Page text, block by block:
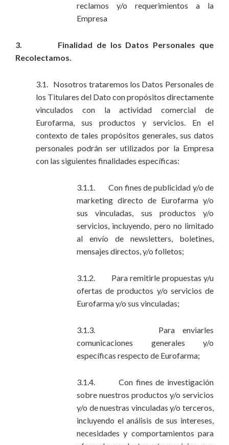
reclamos y/o requerimientos a la
Empresa
3. Finalidad de los Datos Personales que
Recolectamos.
3.1. Nosotros trataremos los Datos Personales de
los Titulares del Dato con propósitos directamente
vinculados con la actividad comercial de
Eurofarma, sus productos y servicios. En el
contexto de tales propósitos generales, sus datos
personales podrán ser utilizados por la Empresa
con las siguientes finalidades específicas:
3.1.1. Con fines de publicidad y/o de
marketing directo de Eurofarma y/o
sus vinculadas, sus productos y/o
servicios, incluyendo, pero no limitado
al envío de newsletters, boletines,
mensajes directos, y/o folletos;
3.1.2. Para remitirle propuestas y/u
ofertas de productos y/o servicios de
Eurofarma y/o sus vinculadas;
3.1.3. Para enviarles
comunicaciones generales y/o
específicas respecto de Eurofarma;
3.1.4. Con fines de investigación
sobre nuestros productos y/o servicios
y/o de nuestras vinculadas y/o terceros,
incluyendo el análisis de sus intereses,
necesidades y comportamientos para